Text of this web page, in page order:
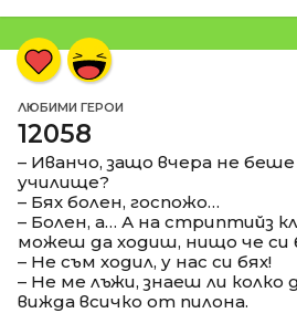
ЛЮБИМИ ГЕРОИ
12058
– Иванчо, защо вчера не
училище?
– Бях болен, госпожо…
– Болен, а… А на стриптийз
можеш да ходиш, нищо че си
– Не съм ходил, у нас си бях!
– Не ме лъжи, знаеш ли колко
вижда всичко от пилона.